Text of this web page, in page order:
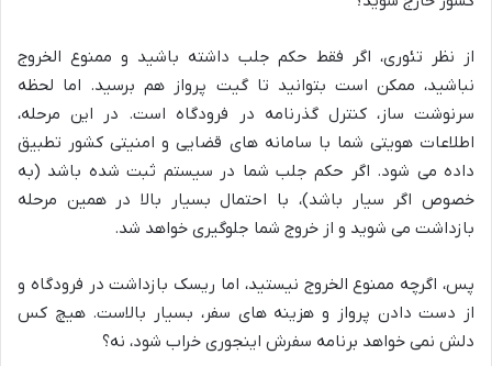
از نظر تئوری، اگر فقط حکم جلب داشته باشید و ممنوع الخروج
نباشید، ممکن است بتوانید تا گیت پرواز هم برسید. اما لحظه
سرنوشت ساز، کنترل گذرنامه در فرودگاه است. در این مرحله،
اطلاعات هویتی شما با سامانه های قضایی و امنیتی کشور تطبیق
داده می شود. اگر حکم جلب شما در سیستم ثبت شده باشد (به
خصوص اگر سیار باشد)، با احتمال بسیار بالا در همین مرحله
بازداشت می شوید و از خروج شما جلوگیری خواهد شد.
پس، اگرچه ممنوع الخروج نیستید، اما ریسک بازداشت در فرودگاه و
از دست دادن پرواز و هزینه های سفر، بسیار بالاست. هیچ کس
دلش نمی خواهد برنامه سفرش اینجوری خراب شود، نه؟